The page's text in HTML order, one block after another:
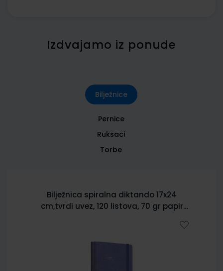
Izdvajamo iz ponude
Bilježnice
Pernice
Ruksaci
Torbe
Bilježnica spiralna diktando 17x24
cm,tvrdi uvez, 120 listova, 70 gr papir